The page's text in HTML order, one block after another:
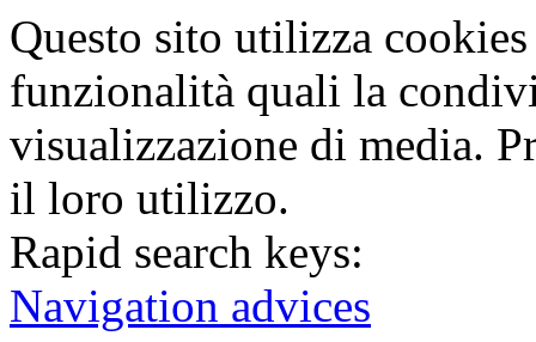
Questo sito utilizza
funzionalità quali la
visualizzazione di media.
il loro utilizzo.
Rapid search keys:
Navigation advices